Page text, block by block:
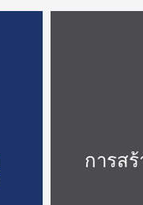
การส